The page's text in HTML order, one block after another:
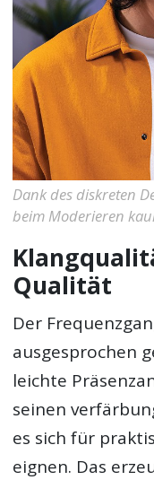
Dank des diskreten
beim Moderieren
Qualität
Der
ausgesprochen
leichte
seinen
es sich für
eignen. Das